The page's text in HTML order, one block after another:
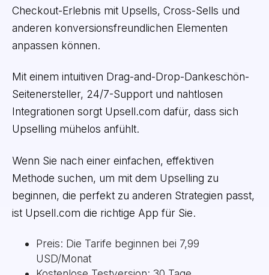
Checkout-Erlebnis mit Upsells, Cross-Sells und
anderen konversionsfreundlichen Elementen
anpassen können.
Mit einem intuitiven Drag-and-Drop-Dankeschön-
Seitenersteller, 24/7-Support und nahtlosen
Integrationen sorgt Upsell.com dafür, dass sich
Upselling mühelos anfühlt.
Wenn Sie nach einer einfachen, effektiven
Methode suchen, um mit dem Upselling zu
beginnen, die perfekt zu anderen Strategien passt,
ist Upsell.com die richtige App für Sie.
Preis: Die Tarife beginnen bei 7,99
USD/Monat